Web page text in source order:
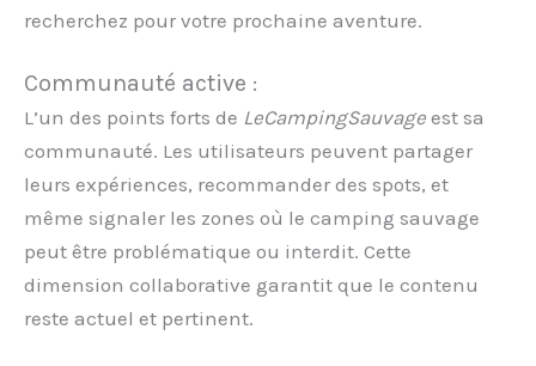
recherchez pour votre prochaine aventure.
Communauté active :
L’un des points forts de LeCampingSauvage est sa
communauté. Les utilisateurs peuvent partager
leurs expériences, recommander des spots, et
même signaler les zones où le camping sauvage
peut être problématique ou interdit. Cette
dimension collaborative garantit que le contenu
reste actuel et pertinent.